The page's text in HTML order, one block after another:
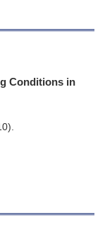
Conditions in